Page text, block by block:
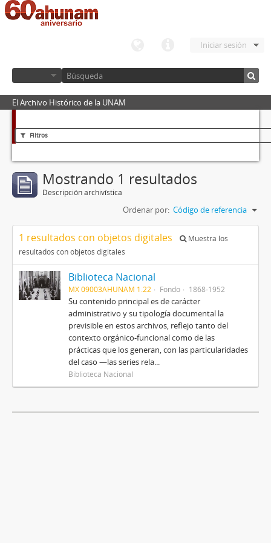
Iniciar sesión
El Archivo Histórico de la UNAM
Filtros
Mostrando 1 resultados
Descripción archivística
Ordenar por: Código de referencia
1 resultados con objetos digitales
Muestra los
resultados con objetos digitales
Biblioteca Nacional
MX 09003AHUNAM 1.22 Fondo 1868-1952
Su contenido principal es de carácter
administrativo y su tipología documental la
previsible en estos archivos, reflejo tanto del
contexto orgánico-funcional como de las
prácticas que los generan, con las particularidades
del caso —las series rela...
Biblioteca Nacional